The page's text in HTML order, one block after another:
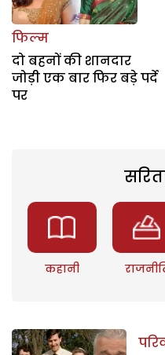
फिल्म
दो बहनों की शानदार
जोड़ी एक बार फिर बड़े पर्दे
पर
कहानी